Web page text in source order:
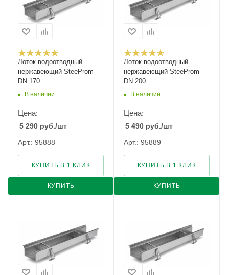
Лоток водоотводный
нержавеющий SteeProm
DN 170
В наличии
Цена:
5 290 руб./шт
Арт.: 95888
КУПИТЬ
КУПИТЬ В 1 КЛИК
Лоток водоотводный
нержавеющий SteeProm
DN 200
В наличии
Цена:
5 490 руб./шт
Арт.: 95889
КУПИТЬ
КУПИТЬ В 1 КЛИК